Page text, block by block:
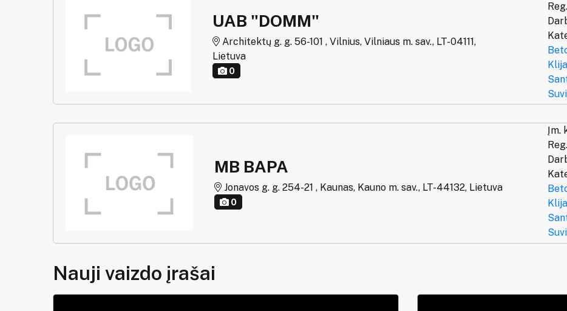
UAB "DOMM"
Architektų g. g. 56-101 , Vilnius, Vilniaus m. sav., LT-04111,
Lietuva
0
MB BAPA
Jonavos g. g. 254-21 , Kaunas, Kauno m. sav., LT-44132, Lietuva
0
Įm.
Nauji vaizdo įrašai